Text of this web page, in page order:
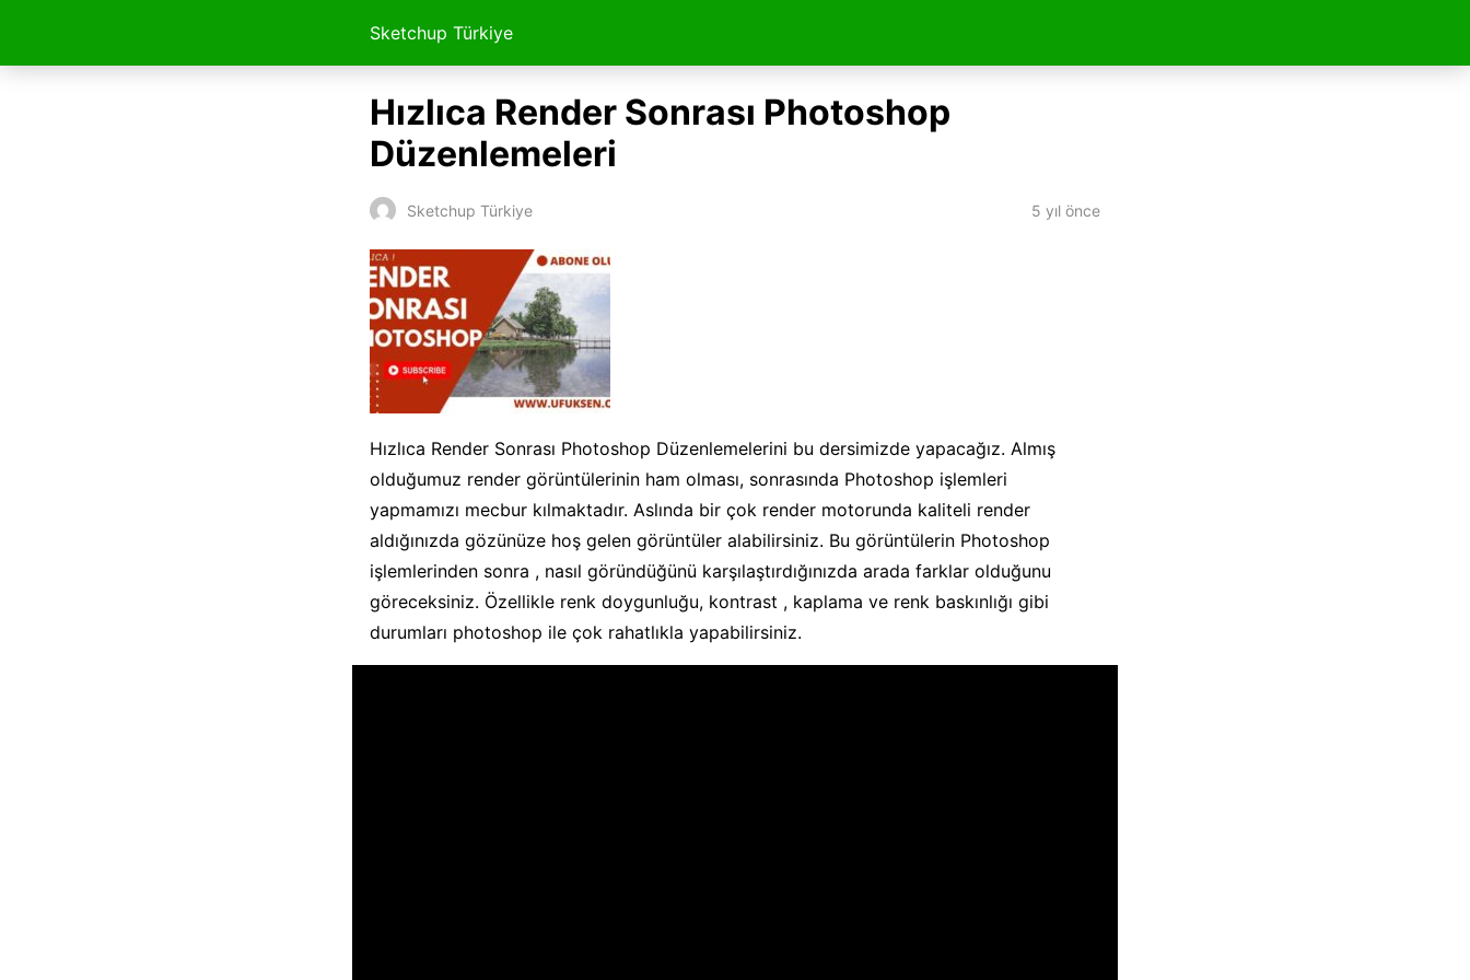
Sketchup Türkiye
Hızlıca Render Sonrası Photoshop
Düzenlemeleri
Sketchup Türkiye 5 yıl önce
Hızlıca Render Sonrası Photoshop Düzenlemelerini bu dersimizde yapacağız. Almış
olduğumuz render görüntülerinin ham olması, sonrasında Photoshop işlemleri
yapmamızı mecbur kılmaktadır. Aslında bir çok render motorunda kaliteli render
aldığınızda gözünüze hoş gelen görüntüler alabilirsiniz. Bu görüntülerin Photoshop
işlemlerinden sonra , nasıl göründüğünü karşılaştırdığınızda arada farklar olduğunu
göreceksiniz. Özellikle renk doygunluğu, kontrast , kaplama ve renk baskınlığı gibi
durumları photoshop ile çok rahatlıkla yapabilirsiniz.